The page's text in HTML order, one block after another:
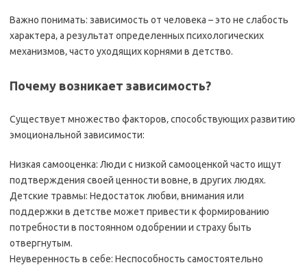
Важно понимать: зависимость от человека – это не слабость
характера‚ а результат определенных психологических
механизмов‚ часто уходящих корнями в детство.
Почему возникает зависимость?
Существует множество факторов‚ способствующих развитию
эмоциональной зависимости:
Низкая самооценка: Люди с низкой самооценкой часто ищут
подтверждения своей ценности вовне‚ в других людях.
Детские травмы: Недостаток любви‚ внимания или
поддержки в детстве может привести к формированию
потребности в постоянном одобрении и страху быть
отвергнутым.
Неуверенность в себе: Неспособность самостоятельно